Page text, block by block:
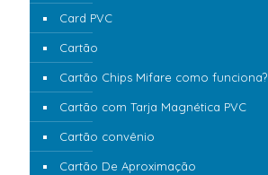
Card PVC
Cartão
Cartão Chips Mifare como funciona?
Cartão com Tarja Magnética PVC
Cartão convênio
Cartão De Aproximação